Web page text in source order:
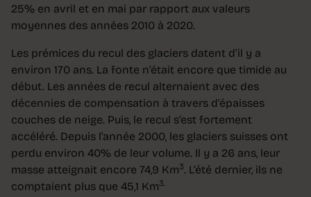
25% en avril et en mai par rapport aux valeurs
moyennes des années 2010 à 2020.
Les prémices du recul des glaciers datent d’il y a
environ 170 ans. La fonte n’était encore que timide au
début. Les années de recul alternaient avec des
décennies de compensation à travers d’épaisses
couches de neige. Puis, le recul s’est fortement
accéléré. Depuis l’année 2000, les glaciers suisses ont
perdu environ 40% de leur volume. Il y a 26 ans, leur
masse atteignait encore 74,9 Km3. L’été dernier, ils ne
comptaient plus que 45,1 Km3.